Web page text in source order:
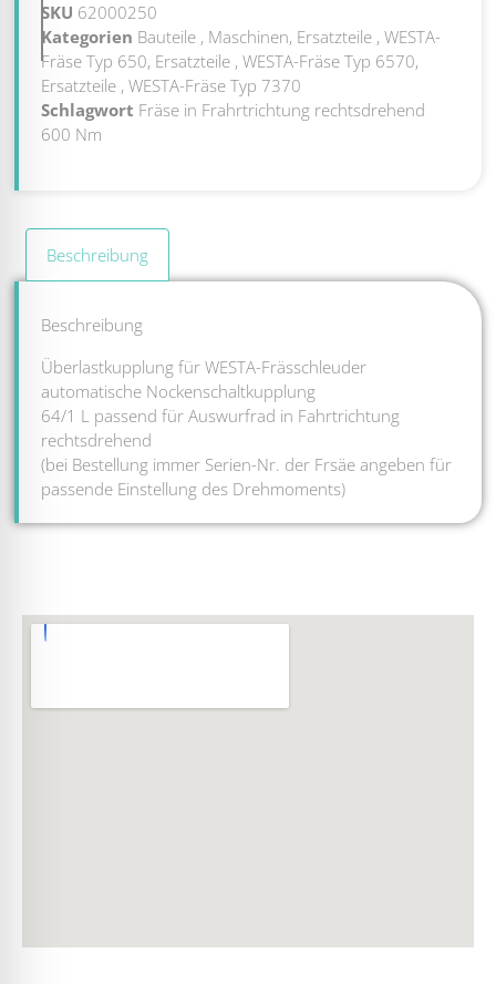
SKU 62000250
Kategorien Bauteile , Maschinen, Ersatzteile ,WESTA-
Fräse Typ 650, Ersatzteile ,WESTA-Fräse Typ 6570,
Ersatzteile ,WESTA-Fräse Typ 7370
Schlagwort Fräse in Frahrtrichtung rechtsdrehend
600 Nm
Beschreibung
Beschreibung
Überlastkupplung für WESTA-Frässchleuder
automatische Nockenschaltkupplung
64/1 L passend für Auswurfrad in Fahrtrichtung
rechtsdrehend
(bei Bestellung immer Serien-Nr. der Frsäe angeben für
passende Einstellung des Drehmoments)